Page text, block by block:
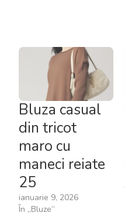
Bluza casual
din tricot
maro cu
maneci reiate
25
ianuarie 9, 2026
În „Bluze”